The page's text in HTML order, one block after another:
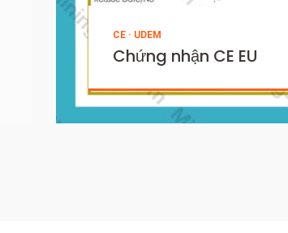
Chứng nhận hệ thống
quản lý môi trường